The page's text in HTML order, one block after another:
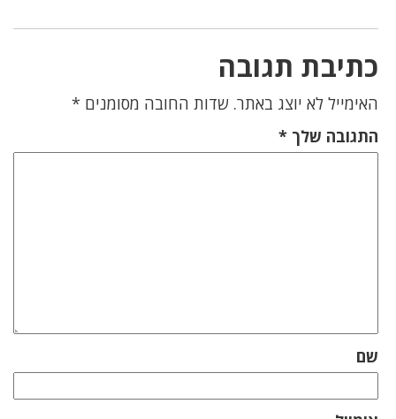
כתיבת תגובה
האימייל לא יוצג באתר. שדות החובה מסומנים *
התגובה שלך *
שם